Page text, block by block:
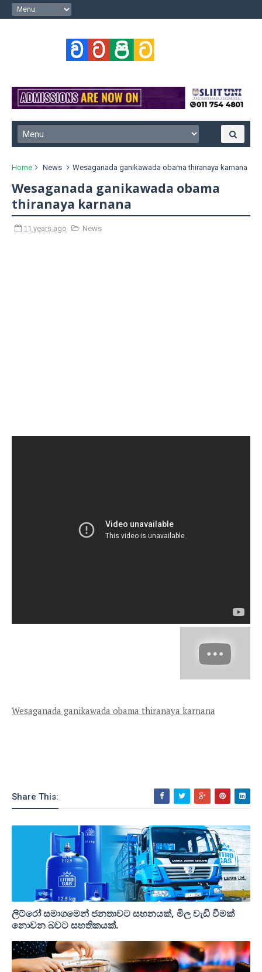
Home News Wesaganada ganikawada obama thiranaya karnana
Wesaganada ganikawada obama
thiranaya karnana
11 years ago News
Wesaganada ganikawada obama thiranaya karnana
Share This:
ලිට්රෝ සමාගමෙන් ජනතාවට සහනයක්, මිල වැඩි වීමක්
නොවන බවට සහතිකයක්.